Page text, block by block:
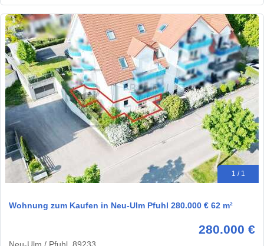
1 / 1
Wohnung zum Kaufen in Neu-Ulm Pfuhl 280.000 € 62 m²
280.000 €